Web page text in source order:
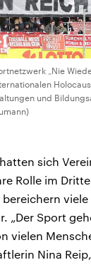
„Nie
und
sich
Rolle im
„Der Sport
vielen
Nina